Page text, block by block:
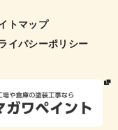
トマップ
イバシーポリシー